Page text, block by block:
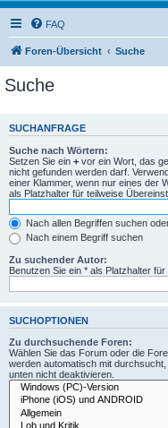
FAQ
Foren-Übersicht Suche
Suche
SUCHANFRAGE
Suche nach Wörtern:
Setzen Sie ein + vor ein Wort, das
nicht gefunden werden darf.
einer Klammer, wenn nur eines der
als Platzhalter für teilweise
Nach allen Begriffen suchen
Nach einem Begriff suchen
Zu suchender Autor:
Benutzen Sie ein * als Platzhalter
SUCHOPTIONEN
Zu durchsuchende Foren:
Wählen Sie das Forum oder die
werden automatisch mit
unten nicht deaktivieren.